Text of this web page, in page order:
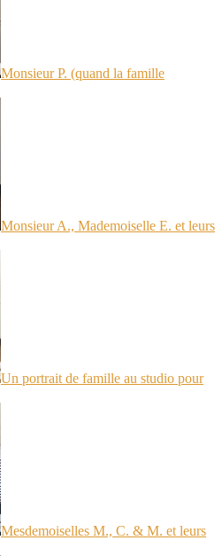
Monsieur P. (quand la famille
Monsieur A., Mademoiselle E. et leurs
Un portrait de famille au studio pour
Mesdemoiselles M., C. & M. et leurs